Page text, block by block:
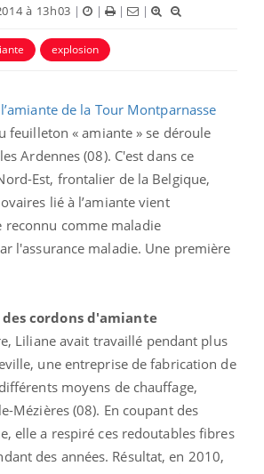
à 13h03 | | | |
explosion
de la Tour Montparnasse
feuilleton « amiante » se déroule
Ardennes (08). C'est dans ce
Est, frontalier de la Belgique,
lié à l’amiante vient
reconnu comme maladie
l'assurance maladie. Une première
cordons d'amiante
Liliane avait travaillé pendant plus
une entreprise de fabrication de
moyens de chauffage,
Mézières (08). En coupant des
elle a respiré ces redoutables fibres
des années. Résultat, en 2010,